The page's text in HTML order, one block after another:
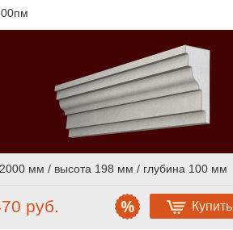
мм / высота 198 мм / глубина 100 мм
руб. Купить